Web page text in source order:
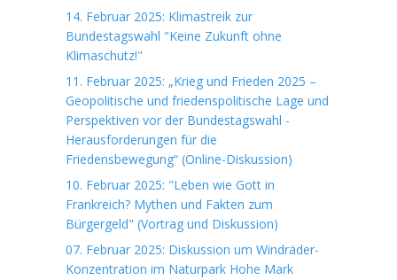
14. Februar 2025: Klimastreik zur
Bundestagswahl "Keine Zukunft ohne
Klimaschutz!"
11. Februar 2025: „Krieg und Frieden 2025 –
Geopolitische und friedenspolitische Lage und
Perspektiven vor der Bundestagswahl -
Herausforderungen für die
Friedensbewegung“ (Online-Diskussion)
10. Februar 2025: "Leben wie Gott in
Frankreich? Mythen und Fakten zum
Bürgergeld" (Vortrag und Diskussion)
07. Februar 2025: Diskussion um Windräder-
Konzentration im Naturpark Hohe Mark